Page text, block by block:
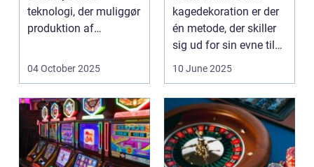
teknologi, der muliggør
produktion af
udnytt...
04 October 2025
kagedekoration er der
én metode, der skiller
sig ud for sin evne til
at bri...
10 June 2025